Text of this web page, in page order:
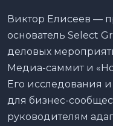
Виктор Елисеев —
основатель Select
деловых
Медиа-саммит и
Его исследования
для бизнес-
руководителям